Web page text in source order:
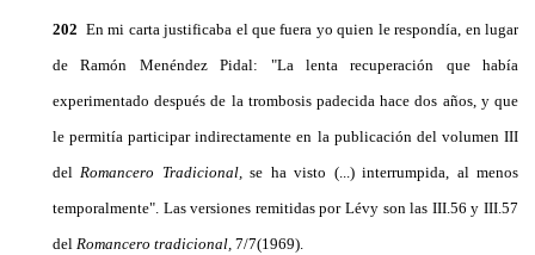
202 En mi carta justificaba el que fuera yo quien le respondía, en lugar
de Ramón Menéndez Pidal: "La lenta recuperación que había
experimentado después de la trombosis padecida hace dos años, y que
le per­mitía participar indirectamente en la publicación del volumen III
del Romancero Tradicional,se ha visto (...) interrumpida, al menos
temporalmente". Las versio­nes remitidas por Lévy son las III.56 y III.57
del Ro­mancero tradicional, 7/7(1969).